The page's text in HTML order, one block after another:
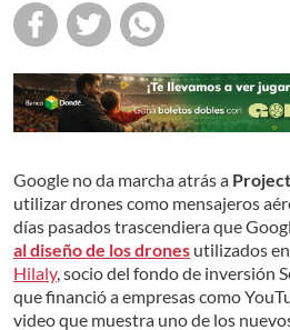
Google no da marcha atrás a
utilizar drones como mensajeros
días pasados trascendiera que
al diseño de los drones utilizados
Hilaly, socio del fondo de inversión
que financió a empresas como
video que muestra uno de los